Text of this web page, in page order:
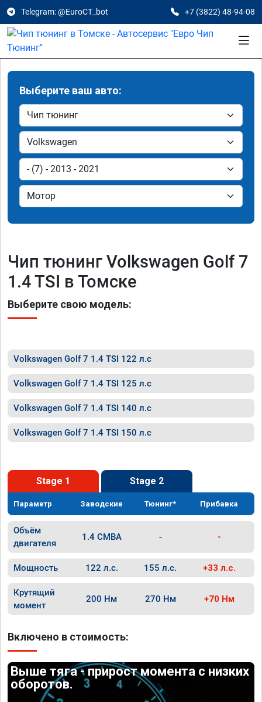
Telegram: @EuroCT_bot +7 (3822) 48-94-08
Выберите ваш авто:
Чип тюнинг Volkswagen Golf 7
1.4 TSI в Томске
Выберите свою модель:
Volkswagen Golf 7 1.4 TSI 122 л.с
Volkswagen Golf 7 1.4 TSI 125 л.с
Volkswagen Golf 7 1.4 TSI 140 л.с
Volkswagen Golf 7 1.4 TSI 150 л.с
Stage 1 Stage 2
Параметр Заводские Тюнинг* Прибавка
Объём
двигателя
1.4 CMBA - -
Мощность 122 л.с. 155 л.с. +33 л.с.
Крутящий
момент
200 Нм 270 Нм +70 Нм
Включено в стоимость:
Выше тяга - прирост момента с низких
оборотов.